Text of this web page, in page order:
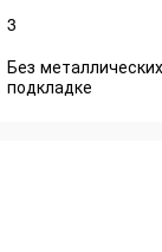
3
Без
подкладке